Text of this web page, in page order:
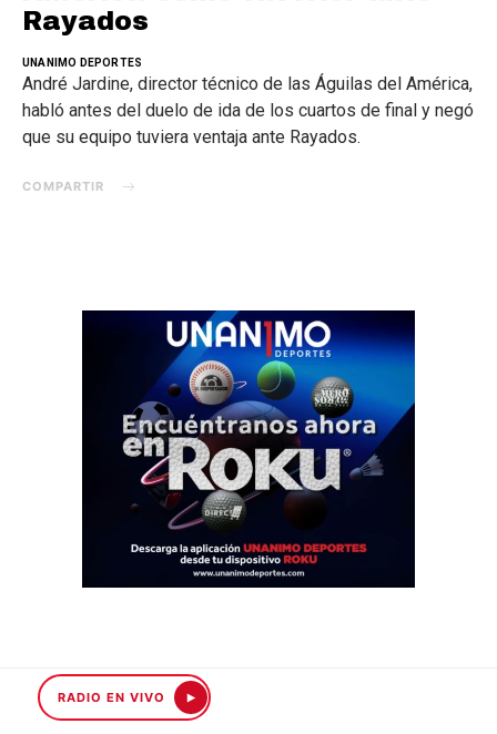
RADIO EN VIVO
Rayados
UNANIMO DEPORTES
André Jardine, director técnico de las Águilas del América,
habló antes del duelo de ida de los cuartos de final y negó
que su equipo tuviera ventaja ante Rayados.
COMPARTIR